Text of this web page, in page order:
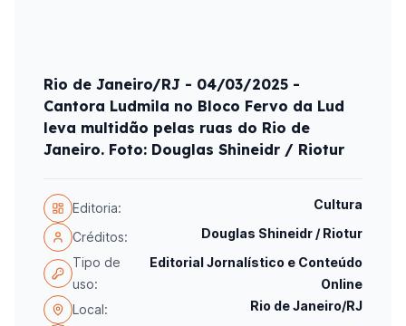
Rio de Janeiro/RJ - 04/03/2025 -
Cantora Ludmila no Bloco Fervo da Lud
leva multidão pelas ruas do Rio de
Janeiro. Foto: Douglas Shineidr / Riotur
Editoria: Cultura
Créditos:
Douglas Shineidr / Riotur
Tipo de
uso:
Editorial Jornalístico e Conteúdo
Online
Local:
Rio de Janeiro/RJ